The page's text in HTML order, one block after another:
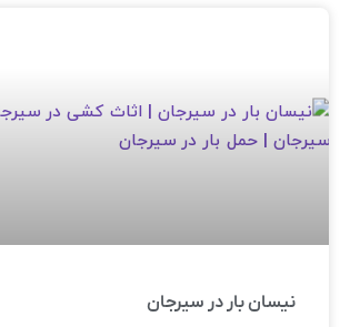
نیسان بار در سیرجان